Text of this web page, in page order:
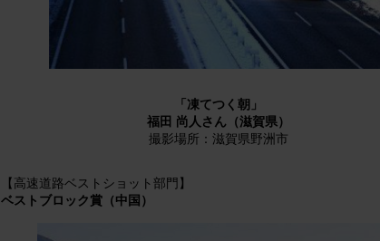
「凍てつく朝」
福田 尚人さん（滋賀県）
撮影場所：滋賀県野洲市
【高速道路ベストショット部門】
ベストブロック賞（中国）